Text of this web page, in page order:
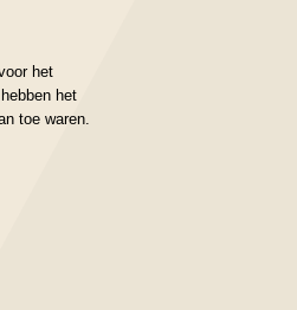
het
het
toe waren.